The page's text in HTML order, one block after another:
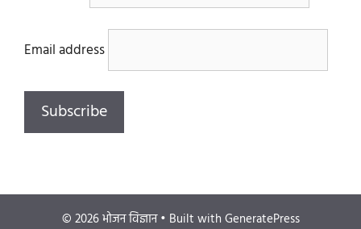
Email address
© 2026 भोजन विज्ञान• Built with GeneratePress